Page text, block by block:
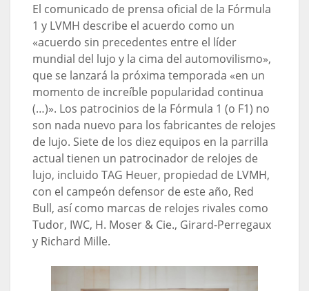
El comunicado de prensa oficial de la Fórmula
1 y LVMH describe el acuerdo como un
«acuerdo sin precedentes entre el líder
mundial del lujo y la cima del automovilismo»,
que se lanzará la próxima temporada «en un
momento de increíble popularidad continua
(…)». Los patrocinios de la Fórmula 1 (o F1) no
son nada nuevo para los fabricantes de relojes
de lujo. Siete de los diez equipos en la parrilla
actual tienen un patrocinador de relojes de
lujo, incluido TAG Heuer, propiedad de LVMH,
con el campeón defensor de este año, Red
Bull, así como marcas de relojes rivales como
Tudor, IWC, H. Moser & Cie., Girard-Perregaux
y Richard Mille.